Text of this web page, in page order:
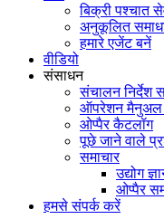
बिक्री पश्चात
अनुकूलित
हमारे एजेंट बनें
वीडियो
संसाधन
संचालन निर्देश
ऑपरेशन मैनुअल
ओप्पैर कैटलॉग
पूछे जाने वाले
समाचार
उद्योग
ओप्पैर
हमसे संपर्क करें